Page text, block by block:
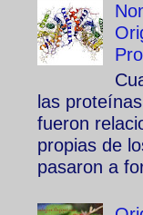
las
fueron
propias de
pasaron a